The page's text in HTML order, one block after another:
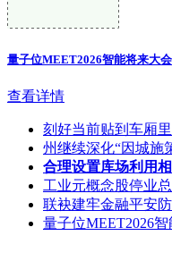
量子位MEET2026智能将来大
查看详情
刻好当前贴到车厢里
州继续深化“因城施
合理设置库场利用
工业元概念股停业
联袂建牢金融平安
量子位MEET2026